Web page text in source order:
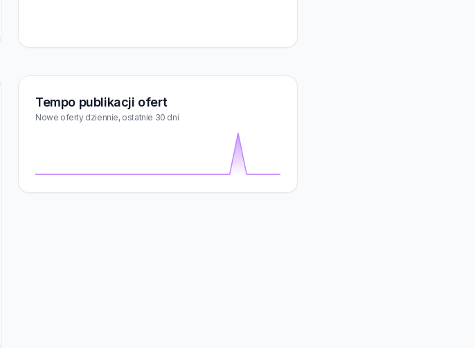
Tempo publikacji ofert
Nowe oferty dziennie, ostatnie 30 dni